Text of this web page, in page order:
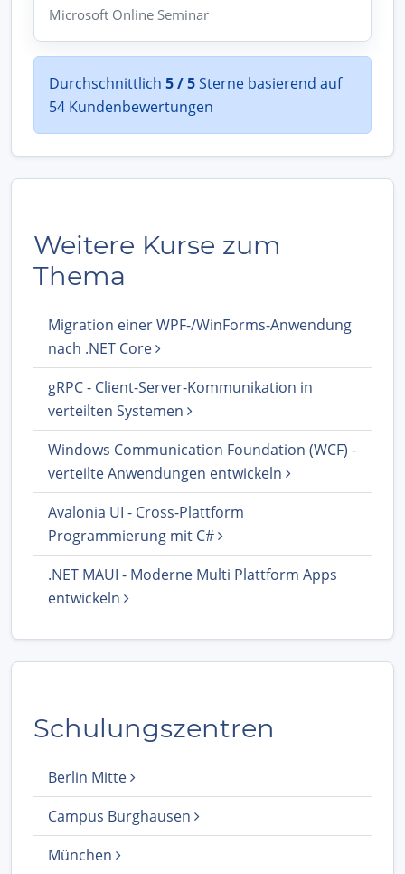
Microsoft Online Seminar
Durchschnittlich 5 / 5Sterne basierend auf
54 Kundenbewertungen
Weitere Kurse zum
Thema
Migration einer WPF-/WinForms-Anwendung
nach .NET Core
gRPC - Client-Server-Kommunikation in
verteilten Systemen
Windows Communication Foundation (WCF) -
verteilte Anwendungen entwickeln
Avalonia UI - Cross-Plattform
Programmierung mit C#
.NET MAUI - Moderne Multi Plattform Apps
entwickeln
Schulungszentren
Berlin Mitte
Campus Burghausen
München